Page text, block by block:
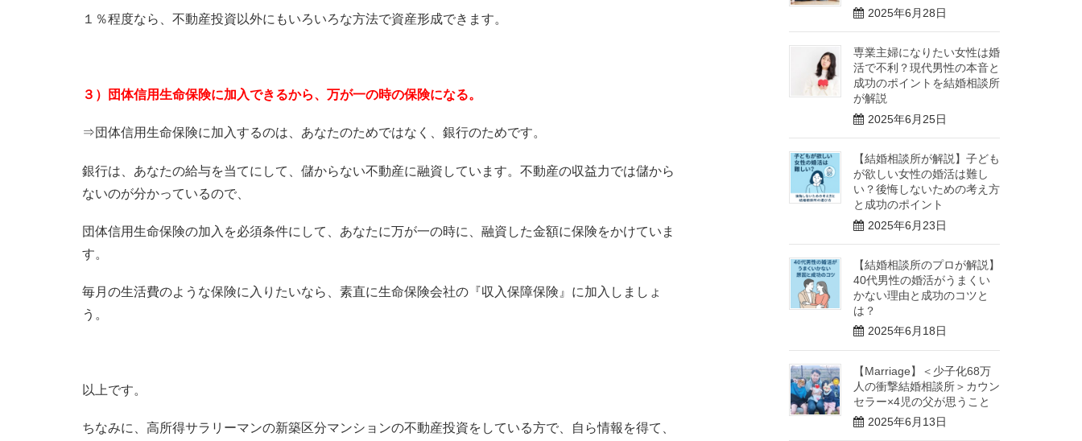
１％程度なら、不動産投資以外にもいろいろな方法で資産形成できます。
３）団体信用生命保険に加入できるから、万が一の時の保険になる。
⇒団体信用生命保険に加入するのは、あなたのためではなく、銀行のためです。
銀行は、あなたの給与を当てにして、儲からない不動産に融資しています。不動産の収益力では儲から
ないのが分かっているので、
団体信用生命保険の加入を必須条件にして、あなたに万が一の時に、融資した金額に保険をかけていま
す。
毎月の生活費のような保険に入りたいなら、素直に生命保険会社の『収入保障保険』に加入しましょ
う。
以上です。
ちなみに、高所得サラリーマンの新築区分マンションの不動産投資をしている方で、自ら情報を得て、
2025年6月28日
専業主婦になりたい女性は婚
活で不利？現代男性の本音と
成功のポイントを結婚相談所
が解説
2025年6月25日
【結婚相談所が解説】子ども
が欲しい女性の婚活は難し
い？後悔しないための考え方
と成功のポイント
2025年6月23日
【結婚相談所のプロが解説】
40代男性の婚活がうまくい
かない理由と成功のコツと
は？
2025年6月18日
【Marriage】＜少子化68万
人の衝撃結婚相談所＞カウン
セラー×4児の父が思うこと
2025年6月13日